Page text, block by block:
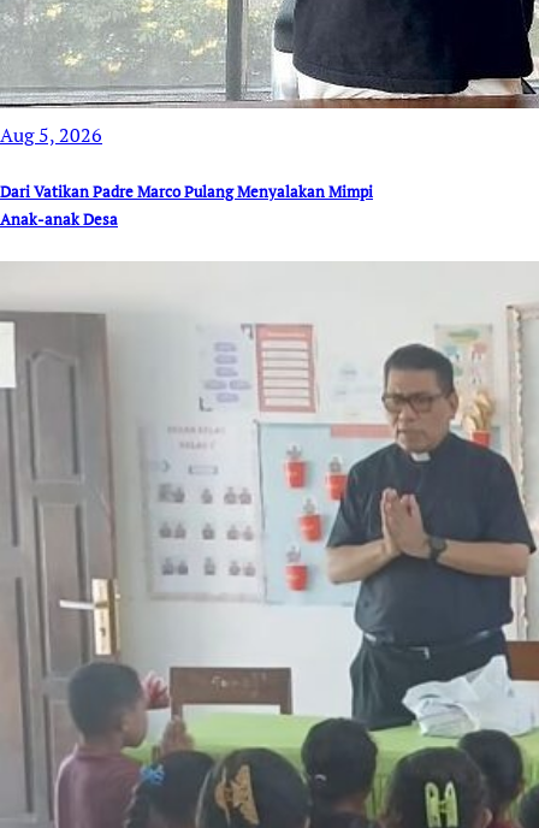
Aug 5, 2026
Dari Vatikan Padre Marco Pulang Menyalakan Mimpi
Anak-anak Desa